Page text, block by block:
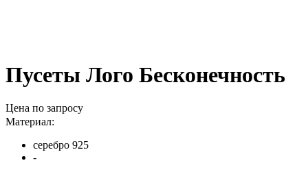
Пусеты Лого Бесконечность
Цена по запросу
Материал:
серебро 925
-